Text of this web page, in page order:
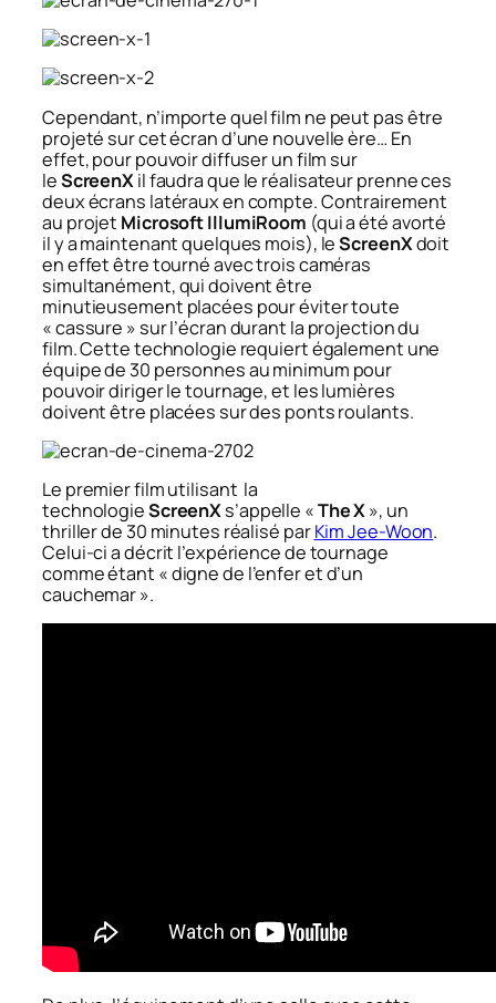
Cependant, n’importe quel film ne peut pas être
projeté sur cet écran d’une nouvelle ère… En
effet, pour pouvoir diffuser un film sur
leScreenXil faudra que le réalisateur prenne ces
deux écrans latéraux en compte. Contrairement
au projet Microsoft IllumiRoom (qui a été avorté
il y a maintenant quelques mois), leScreenXdoit
en effet être tourné avec trois caméras
simultanément, qui doivent être
minutieusement placées pour éviter toute
« cassure » sur l’écran durant la projection du
film. Cette technologie requiert également une
équipe de 30 personnes au minimum pour
pouvoir diriger le tournage, et les lumières
doivent être placées sur des ponts roulants.
Le premier film utilisant la
technologieScreenXs’appelle «The X», un
thriller de 30 minutes réalisé parKim Jee-Woon.
Celui-ci a décrit l’expérience de tournage
comme étant « digne de l’enfer et d’un
cauchemar ».